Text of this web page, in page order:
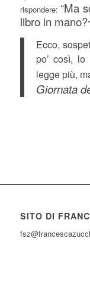
rispondere: “Ma
libro in mano?”
Ecco,
po’ così,
legge più,
Giornata
SITO DI